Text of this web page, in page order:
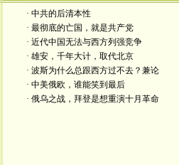
· 中共的后清本性
· 最彻底的亡国，就是共产党
· 近代中国无法与西方列强竞争
· 雄安，千年大计，取代北京
· 波斯为什么总跟西方过不去？兼论
· 中美俄欧，谁能笑到最后
· 俄乌之战，拜登是想重演十月革命